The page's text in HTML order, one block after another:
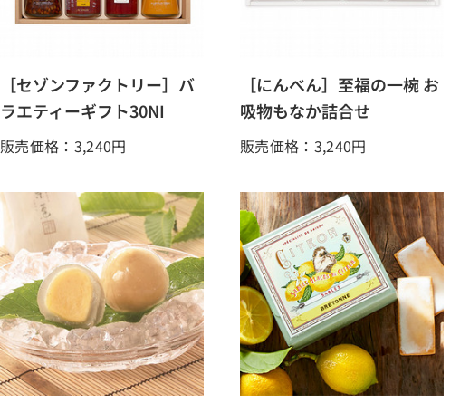
［セゾンファクトリー］バ
ラエティーギフト30NI
販売価格：3,240円
［にんべん］至福の一椀 お
吸物もなか詰合せ
販売価格：3,240円